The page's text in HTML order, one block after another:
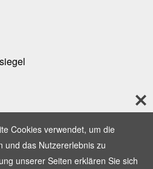
Cookies verwendet, um die
und das Nutzererlebnis zu
unserer Seiten erklären Sie sich